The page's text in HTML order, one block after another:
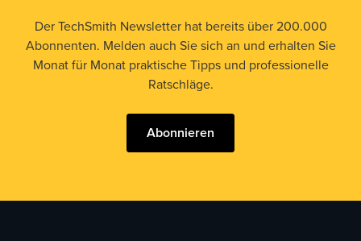
Der TechSmith Newsletter hat bereits über 200.000
Abonnenten. Melden auch Sie sich an und erhalten Sie
Monat für Monat praktische Tipps und professionelle
Ratschläge.
Abonnieren